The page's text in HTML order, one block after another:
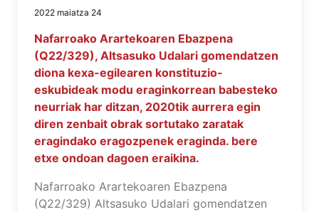
2022 maiatza 24
Nafarroako Arartekoaren Ebazpena
(Q22/329), Altsasuko Udalari gomendatzen
diona kexa-egilearen konstituzio-
eskubideak modu eraginkorrean babesteko
neurriak har ditzan, 2020tik aurrera egin
diren zenbait obrak sortutako zaratak
eragindako eragozpenek eraginda. bere
etxe ondoan dagoen eraikina.
Nafarroako Arartekoaren Ebazpena
(Q22/329) Altsasuko Udalari gomendatzen